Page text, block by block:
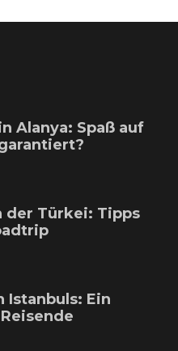
Alanya: Spaß auf
der Türkei: Tipps
Istanbuls: Ein